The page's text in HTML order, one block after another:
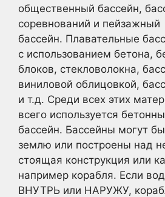
общественный бассейн,
соревнований и пейзажный
бассейн. Плавательные
с использованием бетона,
блоков, стекловолокна,
виниловой облицовкой,
и т.д. Среди всех этих
всего используется
бассейн. Бассейны могут
землю или построены над
стоящая конструкция или
например корабля. Если
ВНУТРЬ или НАРУЖУ,